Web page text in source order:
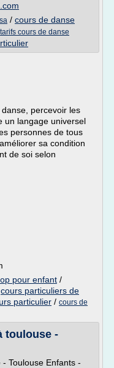
/ cours de danse
tarifs cours de danse
percevoir les
un langage universel
personnes de tous
sa condition
de soi selon
pour enfant /
cours particuliers de
particulier / cours de
toulouse -
Toulouse Enfants -